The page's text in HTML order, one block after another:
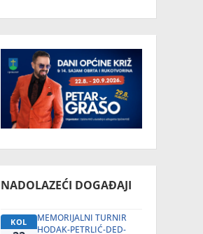
NADOLAZEĆI DOGAĐAJI
KOL
MEMORIJALNI TURNIR
HODAK-PETRLIĆ-DED-